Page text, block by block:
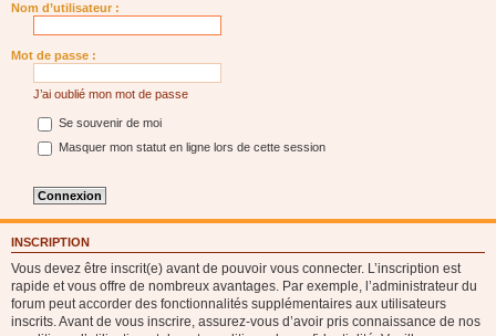
Nom d’utilisateur :
Mot de passe :
J’ai oublié mon mot de passe
Se souvenir de moi
Masquer mon statut en ligne lors de cette session
INSCRIPTION
Vous devez être inscrit(e) avant de pouvoir vous connecter. L’inscription est
rapide et vous offre de nombreux avantages. Par exemple, l’administrateur du
forum peut accorder des fonctionnalités supplémentaires aux utilisateurs
inscrits. Avant de vous inscrire, assurez-vous d’avoir pris connaissance de nos